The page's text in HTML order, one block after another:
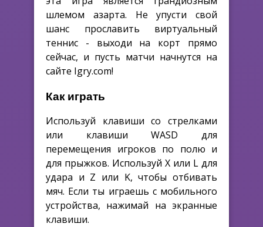
шлемом азарта. Не упусти свой
шанс прославить виртуальный
теннис - выходи на корт прямо
сейчас, и пусть матчи начнутся на
сайте Igry.com!
Как играть
Используй клавиши со стрелками
или клавиши WASD для
перемещения игроков по полю и
для прыжков. Используй X или L для
удара и Z или K, чтобы отбивать
мяч. Если ты играешь с мобильного
устройства, нажимай на экранные
клавиши.